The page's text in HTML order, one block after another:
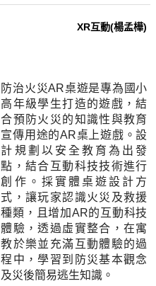
XR互動(楊孟樺)
防治火災AR桌遊是專為國小
高年級學生打造的遊戲，結
合預防火災的知識性與教育
宣傳用途的AR桌上遊戲。設
計規劃以安全教育為出發
點，結合互動科技技術進行
創作。採實體桌遊設計方
式，讓玩家認識火災及救援
種類，且增加AR的互動科技
體驗，透過虛實整合，在寓
教於樂並充滿互動體驗的過
程中，學習到防災基本觀念
及災後簡易逃生知識。